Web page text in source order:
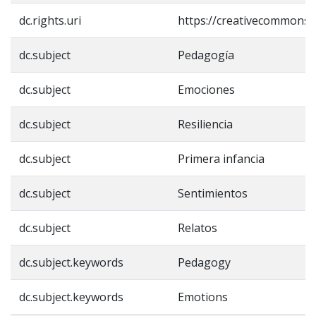
dc.rights.uri https://
dc.subject Pedagogía
dc.subject Emociones
dc.subject Resiliencia
dc.subject Primera infancia
dc.subject Sentimientos
dc.subject Relatos
dc.subject.keywords Pedagogy
dc.subject.keywords Emotions